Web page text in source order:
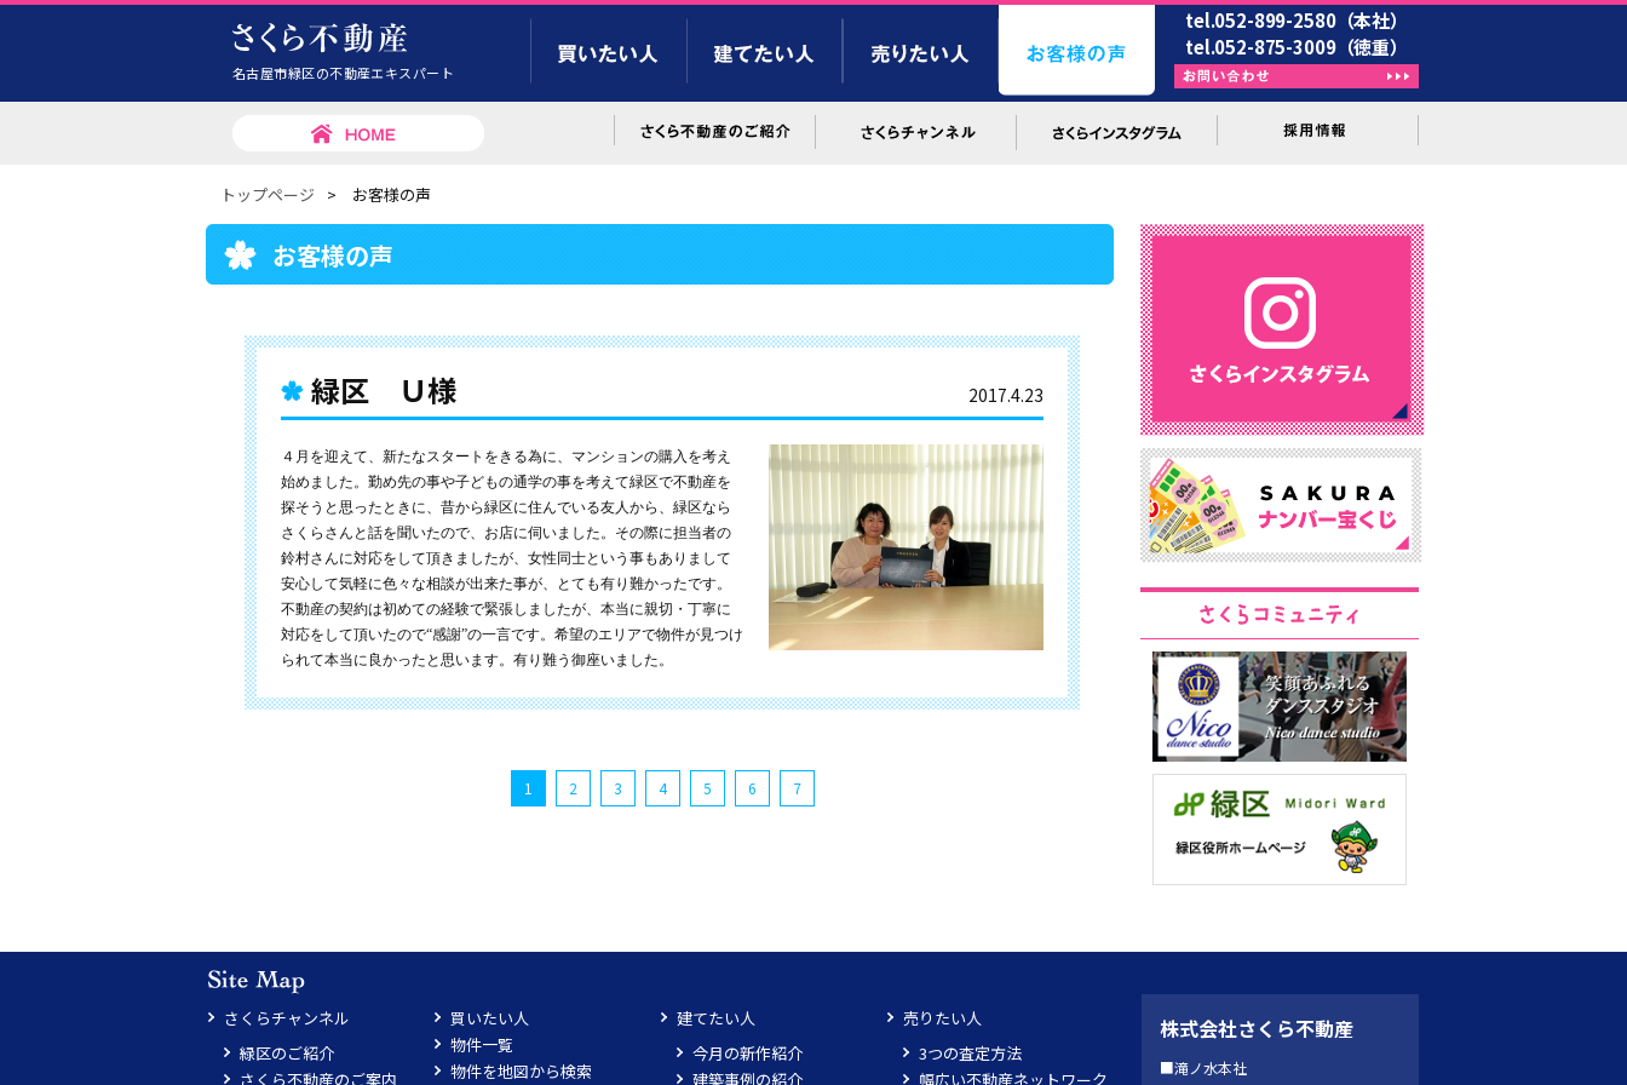
名古屋市緑区の不動産エキスパート
tel.052-899-2580（本社）
tel.052-875-3009（徳重）
トップページ > お客様の声
お客様の声
2017.4.23
緑区 Ｕ様
４月を迎えて、新たなスタートをきる為に、マンションの購入を考え
始めました。勤め先の事や子どもの通学の事を考えて緑区で不動産を
探そうと思ったときに、昔から緑区に住んでいる友人から、緑区なら
さくらさんと話を聞いたので、お店に伺いました。その際に担当者の
鈴村さんに対応をして頂きましたが、女性同士という事もありまして
安心して気軽に色々な相談が出来た事が、とても有り難かったです。
不動産の契約は初めての経験で緊張しましたが、本当に親切・丁寧に
対応をして頂いたので“感謝”の一言です。希望のエリアで物件が見つけ
られて本当に良かったと思います。有り難う御座いました。
1 2 3 4 5 6 7
さくらチャンネル
緑区のご紹介
さくら不動産のご案内
買いたい人
物件一覧
物件を地図から検索
建てたい人
今月の新作紹介
建築事例の紹介
売りたい人
3つの査定方法
幅広い不動産ネットワーク
株式会社さくら不動産
■滝ノ水本社